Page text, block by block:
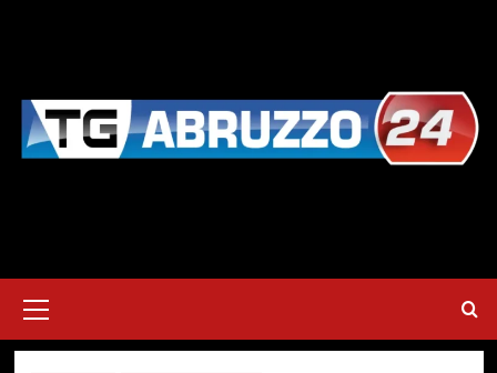
principale